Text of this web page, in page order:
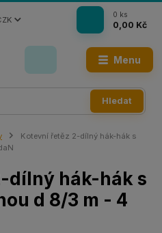
Menu
Hledat
0 ks
0,00 Kč
Kotevní řetěz 2-dílný hák-hák s
dílný hák-hák s
d 8/3 m - 4